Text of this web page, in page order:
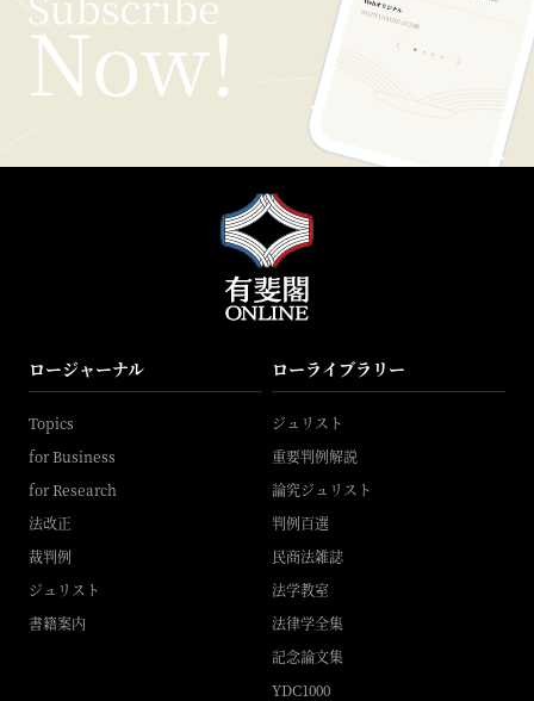
ロージャーナル
Topics
for Business
for Research
法改正
裁判例
ジュリスト
書籍案内
ローライブラリー
ジュリスト
重要判例解説
論究ジュリスト
判例百選
民商法雑誌
法学教室
法律学全集
記念論文集
YDC1000